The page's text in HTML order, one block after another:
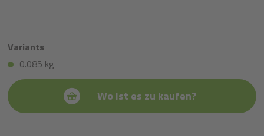
Variants
0.085 kg
Wo ist es zu kaufen?